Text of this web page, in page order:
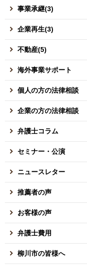
事業承継(3)
企業再生(3)
不動産(5)
海外事業サポート
個人の方の法律相談
企業の方の法律相談
弁護士コラム
セミナー・公演
ニュースレター
推薦者の声
お客様の声
弁護士費用
柳川市の皆様へ